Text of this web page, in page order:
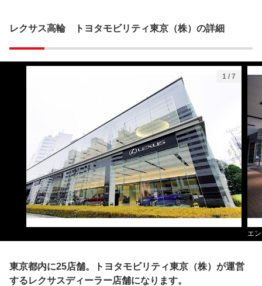
レクサス高輪 トヨタモビリティ東京（株）の詳細
1 / 7
エ
東京都内に25店舗。トヨタモビリティ東京（株）が運営
するレクサスディーラー店舗になります。